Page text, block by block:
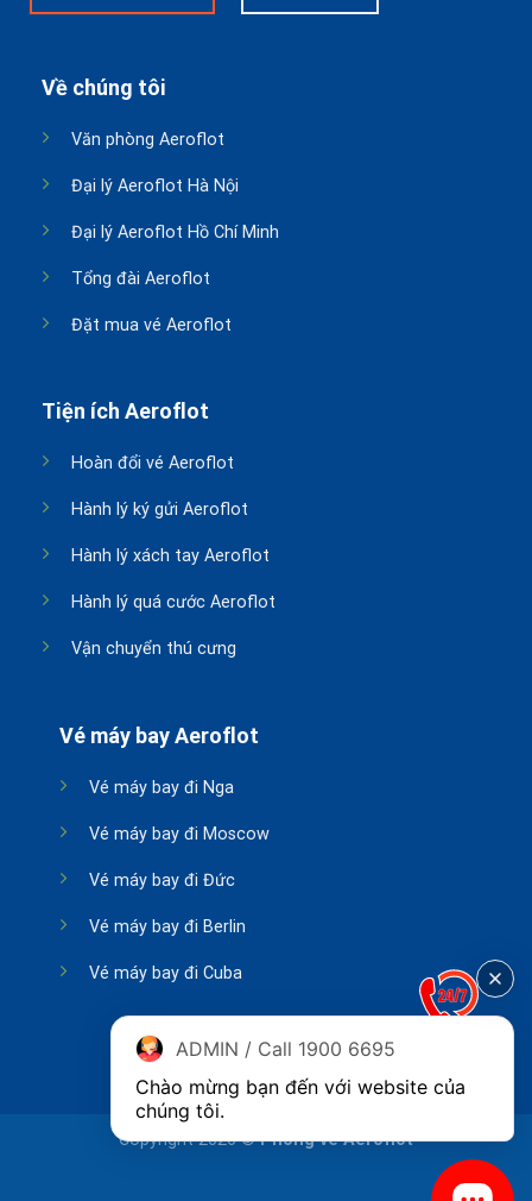
Về chúng tôi
Văn phòng Aeroflot
Đại lý Aeroflot Hà Nội
Đại lý Aeroflot Hồ Chí Minh
Tổng đài Aeroflot
Đặt mua vé Aeroflot
Tiện ích Aeroflot
Hoàn đổi vé Aeroflot
Hành lý ký gửi Aeroflot
Hành lý xách tay Aeroflot
Hành lý quá cước Aeroflot
Vận chuyển thú cưng
Vé máy bay Aeroflot
Vé máy bay đi Nga
Vé máy bay đi Moscow
Vé máy bay đi Đức
Vé máy bay đi Berlin
Vé máy bay đi Cuba
Copyright 2026 ©Phòng vé Aeroflot
ADMIN / Call 1900 6695
Chào mừng bạn đến với website của
chúng tôi.